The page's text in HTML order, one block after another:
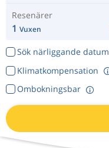
Resenärer
1 Vuxen
Sök närliggande datum
Klimatkompensation
Ombokningsbar